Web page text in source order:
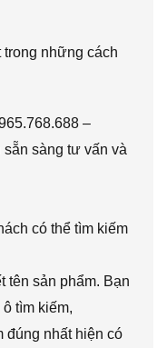
trong những cách
–
sẵn sàng tư vấn và
có thể tìm kiếm
tên sản phẩm. Bạn
ô tìm kiếm,
đúng nhất hiện có